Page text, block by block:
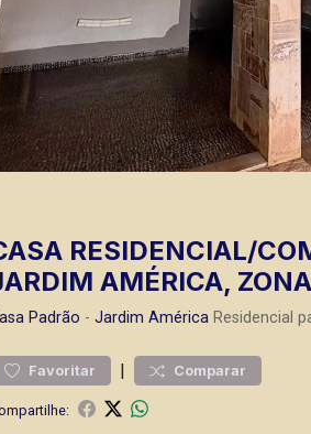
RESIDENCIAL/
AMÉRICA,
Padrão - Jardim América Residencial
Favoritar | Comparar